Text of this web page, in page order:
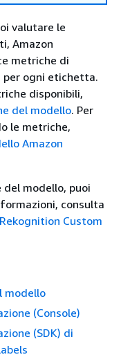
valutare le
Amazon
metriche di
per ogni etichetta.
disponibili,
del modello. Per
le metriche,
Amazon
modello, puoi
consulta
Custom
modello
(Console)
(SDK) di